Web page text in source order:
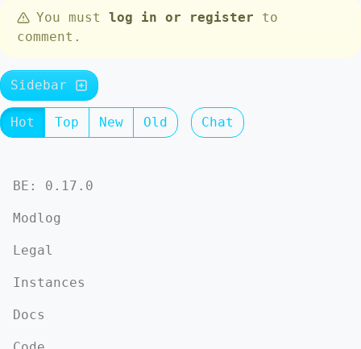
You must log in or register to
comment.
Sidebar
Hot Top New Old Chat
BE: 0.17.0
Modlog
Legal
Instances
Docs